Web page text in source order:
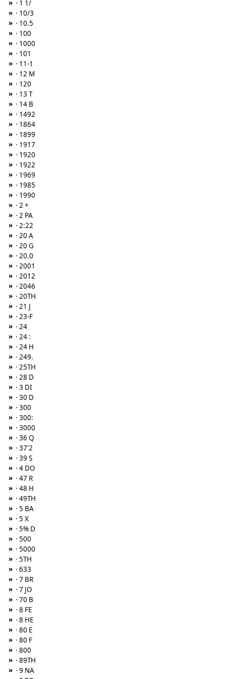
» · 1 1/
» · 10/3
» · 10.5
» · 100
» · 1000
» · 101
» · 11-1
» · 12 M
» · 120
» · 13 T
» · 14 B
» · 1492
» · 1864
» · 1899
» · 1917
» · 1920
» · 1922
» · 1969
» · 1985
» · 1990
» · 2 +
» · 2 PA
» · 2:22
» · 20 A
» · 20 G
» · 20.0
» · 2001
» · 2012
» · 2046
» · 20TH
» · 21 J
» · 23-F
» · 24
» · 24 :
» · 24 H
» · 249.
» · 25TH
» · 28 D
» · 3 DI
» · 30 D
» · 300
» · 300:
» · 3000
» · 36 Q
» · 37'2
» · 39 S
» · 4 DO
» · 47 R
» · 48 H
» · 49TH
» · 5 BA
» · 5 X
» · 5% D
» · 500
» · 5000
» · 5TH
» · 633
» · 7 BR
» · 7 JO
» · 70 B
» · 8 FE
» · 8 HE
» · 80 E
» · 80 F
» · 800
» · 89TH
» · 9 NA